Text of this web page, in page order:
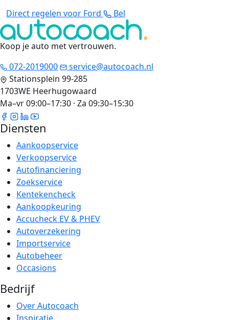
Direct regelen voor Ford
Bel
Koop je auto met vertrouwen.
072-2019000
service@autocoach.nl
Stationsplein 99-285
1703WE Heerhugowaard
Ma–vr 09:00–17:30 · Za 09:30–15:30
Diensten
Aankoopservice
Verkoopservice
Autofinanciering
Zoekservice
Kentekencheck
Aankoopkeuring
Accucheck EV & PHEV
Autoverzekering
Importservice
Autobeheer
Occasions
Bedrijf
Over Autocoach